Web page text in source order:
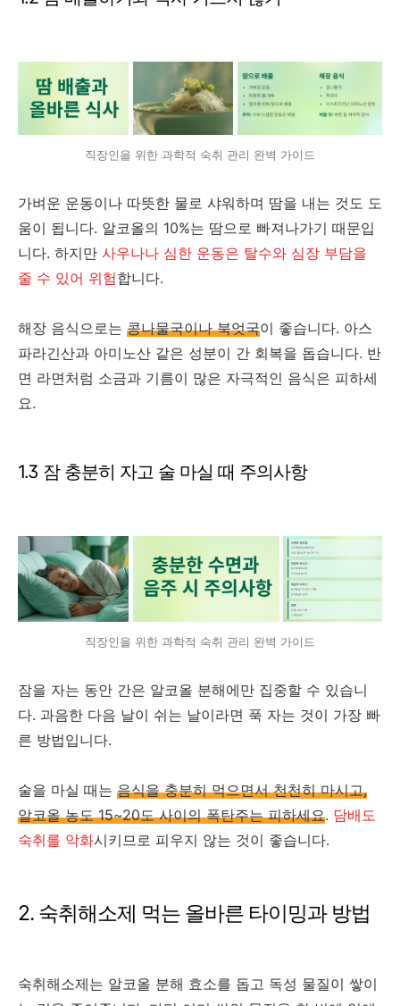
직장인을 위한 과학적 숙취 관리 완벽 가이드
가벼운 운동이나 따뜻한 물로 샤워하며 땀을 내는 것도 도
움이 됩니다. 알코올의 10%는 땀으로 빠져나가기 때문입
니다. 하지만 사우나나 심한 운동은 탈수와 심장 부담을
줄 수 있어 위험합니다.
해장 음식으로는 콩나물국이나 북엇국이 좋습니다. 아스
파라긴산과 아미노산 같은 성분이 간 회복을 돕습니다. 반
면 라면처럼 소금과 기름이 많은 자극적인 음식은 피하세
요.
1.3 잠 충분히 자고 술 마실 때 주의사항
직장인을 위한 과학적 숙취 관리 완벽 가이드
잠을 자는 동안 간은 알코올 분해에만 집중할 수 있습니
다. 과음한 다음 날이 쉬는 날이라면 푹 자는 것이 가장 빠
른 방법입니다.
술을 마실 때는 음식을 충분히 먹으면서 천천히 마시고,
알코올 농도 15~20도 사이의 폭탄주는 피하세요. 담배도
숙취를 악화시키므로 피우지 않는 것이 좋습니다.
2. 숙취해소제 먹는 올바른 타이밍과 방법
숙취해소제는 알코올 분해 효소를 돕고 독성 물질이 쌓이